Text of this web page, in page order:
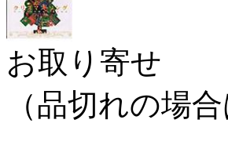
お取り寄せ
（品切れの場